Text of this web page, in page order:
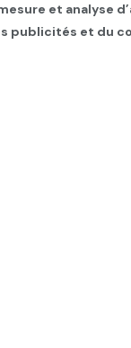
et analyse
publicités et du